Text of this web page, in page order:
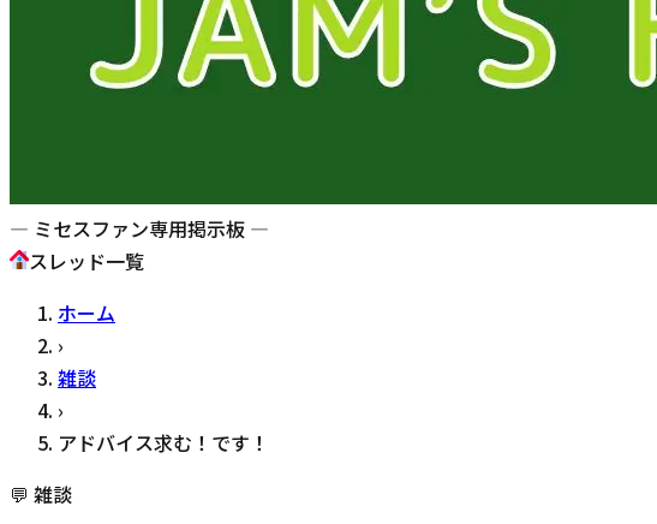
— ミセスファン専用掲示板 —
スレッド一覧
ホーム
›
雑談
›
アドバイス求む！です！
💬 雑談